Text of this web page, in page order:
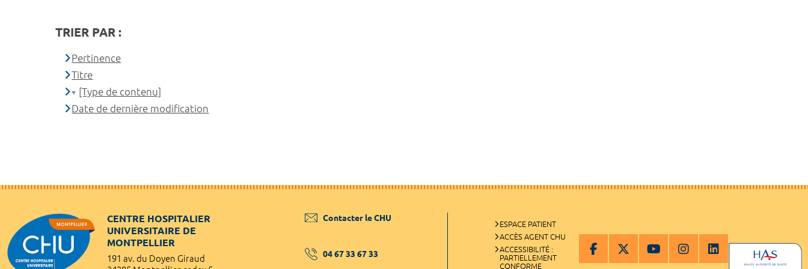
TRIER PAR :
Pertinence
Titre
[Type de contenu]
Date de dernière modification
CENTRE HOSPITALIER
UNIVERSITAIRE DE
MONTPELLIER
191 av. du Doyen Giraud
Contacter le CHU
04 67 33 67 33
ESPACE PATIENT
ACCÈS AGENT CHU
ACCESSIBILITÉ :
PARTIELLEMENT
CONFORME